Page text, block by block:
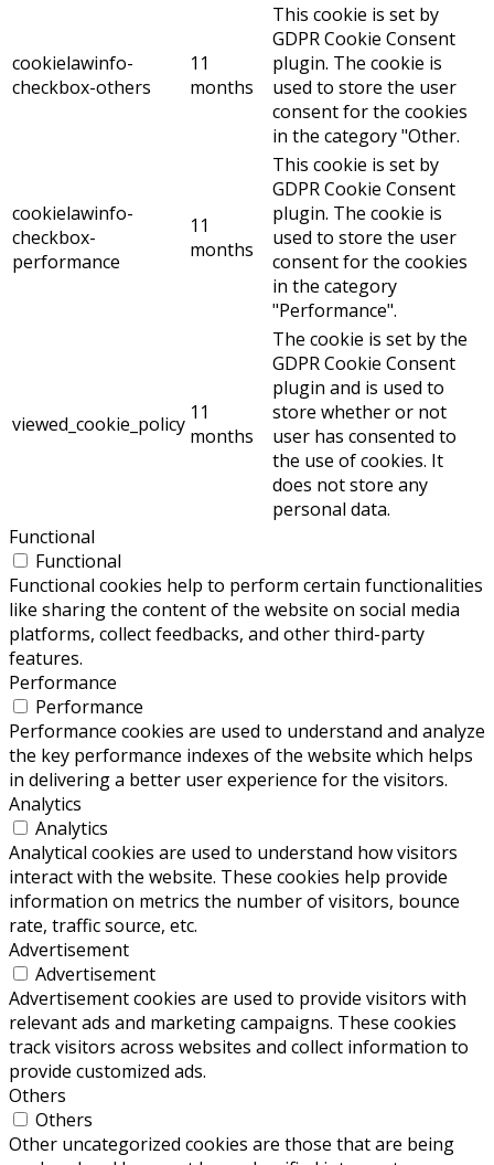
cookielawinfo-
checkbox-others
11
months
This cookie is set by
GDPR Cookie Consent
plugin. The cookie is
used to store the user
consent for the cookies
in the category "Other.
cookielawinfo-
checkbox-
performance
11
months
This cookie is set by
GDPR Cookie Consent
plugin. The cookie is
used to store the user
consent for the cookies
in the category
"Performance".
viewed_cookie_policy 11
months
The cookie is set by the
GDPR Cookie Consent
plugin and is used to
store whether or not
user has consented to
the use of cookies. It
does not store any
personal data.
Functional
Functional
Functional cookies help to perform certain functionalities
like sharing the content of the website on social media
platforms, collect feedbacks, and other third-party
features.
Performance
Performance
Performance cookies are used to understand and analyze
the key performance indexes of the website which helps
in delivering a better user experience for the visitors.
Analytics
Analytics
Analytical cookies are used to understand how visitors
interact with the website. These cookies help provide
information on metrics the number of visitors, bounce
rate, traffic source, etc.
Advertisement
Advertisement
Advertisement cookies are used to provide visitors with
relevant ads and marketing campaigns. These cookies
track visitors across websites and collect information to
provide customized ads.
Others
Others
Other uncategorized cookies are those that are being